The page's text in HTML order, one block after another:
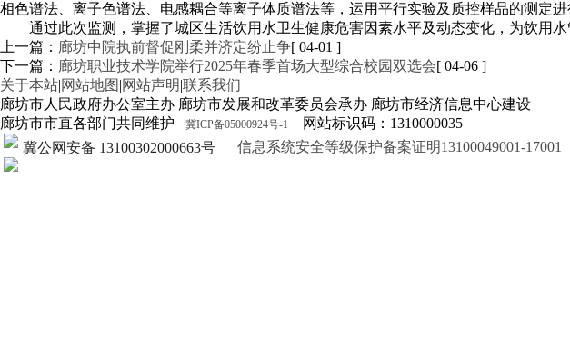
相色谱法、离子色谱法、电感耦合等离子体质谱法等，运用平行实验及质控样品的测定
通过此次监测，掌握了城区生活饮用水卫生健康危害因素水平及动态变化，为饮用
上一篇： 廊坊中院执前督促刚柔并济定纷止争[ 04-01 ]
下一篇： 廊坊职业技术学院举行2025年春季首场大型综合校园双选会[ 04-06 ]
关于本站|网站地图 |网站声明|联系我们
廊坊市人民政府办公室主办 廊坊市发展和改革委员会承办 廊坊市经济信息中心建设
廊坊市市直各部门共同维护
冀ICP备05000924号-1
网站标识码：1310000035
冀公网安备 13100302000663号
信息系统安全等级保护备案证明13100049001-17001